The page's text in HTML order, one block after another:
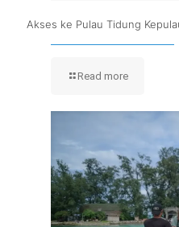
Akses ke Pulau Tidung
Read more